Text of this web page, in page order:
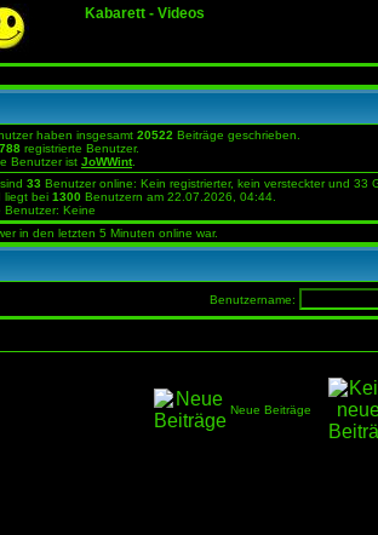
Kabarett - Videos
haben insgesamt 20522 Beiträge geschrieben.
788 registrierte Benutzer.
Benutzer ist JoWWint.
33 Benutzer online: Kein registrierter, kein versteckter und
liegt bei 1300 Benutzern am 22.07.2026, 04:44.
Benutzer: Keine
in den letzten 5 Minuten online war.
Benutzername:
Neue Beiträge